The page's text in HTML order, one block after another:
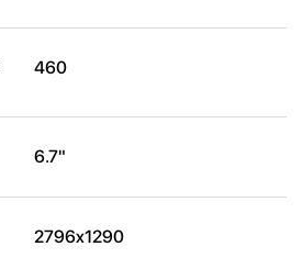
460
6.7"
2796x1290